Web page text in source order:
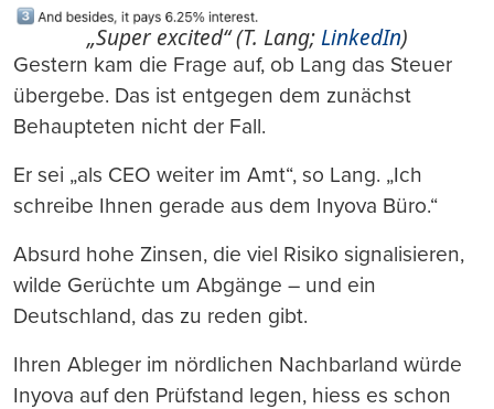
„Super excited“ (T. Lang;LinkedIn)
Gestern kam die Frage auf, ob Lang das Steuer
übergebe. Das ist entgegen dem zunächst
Behaupteten nicht der Fall.
Er sei „als CEO weiter im Amt“, so Lang. „Ich
schreibe Ihnen gerade aus dem Inyova Büro.“
Absurd hohe Zinsen, die viel Risiko signalisieren,
wilde Gerüchte um Abgänge – und ein
Deutschland, das zu reden gibt.
Ihren Ableger im nördlichen Nachbarland würde
Inyova auf den Prüfstand legen, hiess es schon